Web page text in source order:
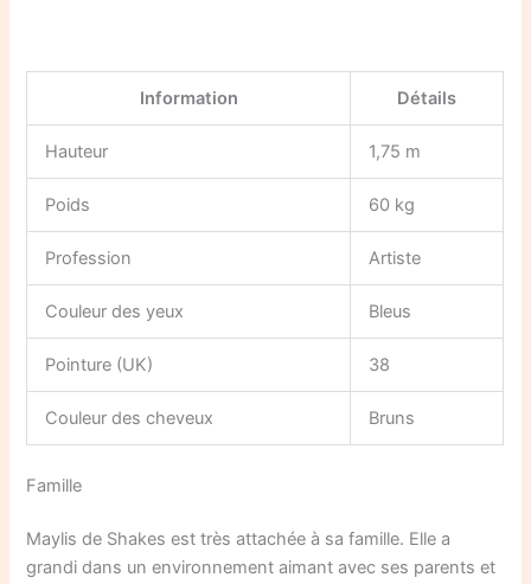
Information Détails
Hauteur 1,75 m
Poids 60 kg
Profession Artiste
Couleur des yeux Bleus
Pointure (UK) 38
Couleur des cheveux Bruns
Famille
Maylis de Shakes est très attachée à sa famille. Elle a
grandi dans un environnement aimant avec ses parents et